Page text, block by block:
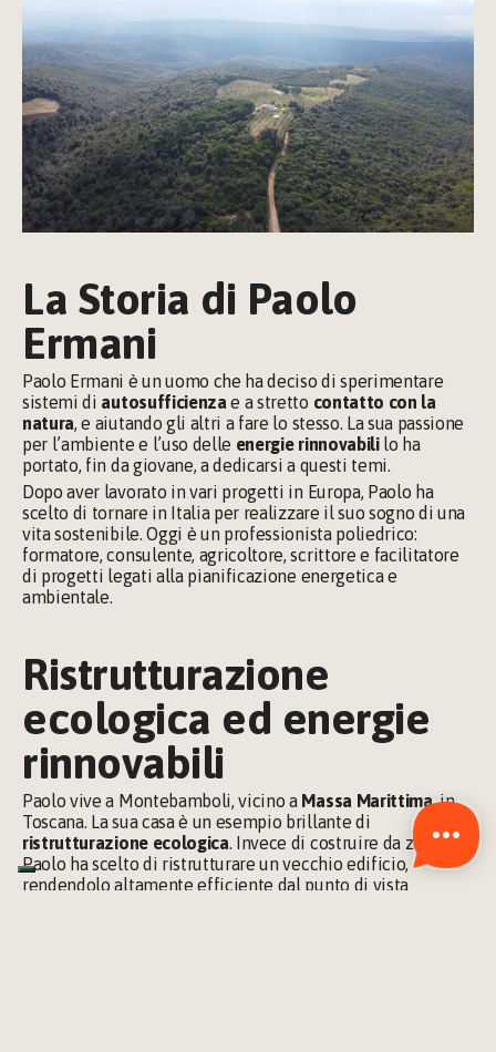
La Storia di Paolo
Ermani
Paolo Ermani è un uomo che ha deciso di sperimentare
sistemi di autosufficienza e a stretto contatto con la
natura, e aiutando gli altri a fare lo stesso. La sua passione
per l’ambiente e l’uso delle energie rinnovabili lo ha
portato, fin da giovane, a dedicarsi a questi temi.
Dopo aver lavorato in vari progetti in Europa, Paolo ha
scelto di tornare in Italia per realizzare il suo sogno di una
vita sostenibile. Oggi è un professionista poliedrico:
formatore, consulente, agricoltore, scrittore e facilitatore
di progetti legati alla pianificazione energetica e
ambientale.
Ristrutturazione
ecologica ed energie
rinnovabili
Paolo vive a Montebamboli, vicino a Massa Marittima, in
ristrutturazione ecologica. Invece di costruire da zero,
Paolo ha scelto di ristrutturare un vecchio edificio,
rendendolo altamente efficiente dal punto di vista